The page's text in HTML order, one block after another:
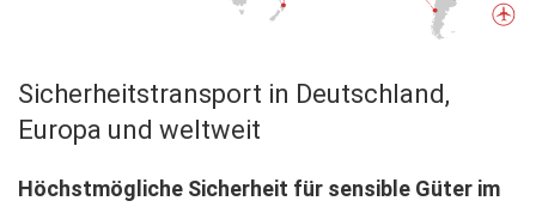
Sicherheitstransport in Deutschland,
Europa und weltweit
Höchstmögliche Sicherheit für sensible Güter im